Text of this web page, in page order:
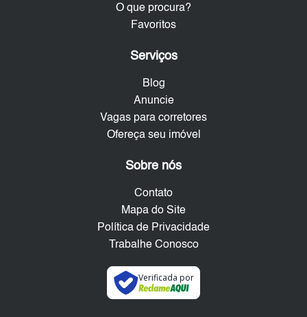
O que procura?
Favoritos
Serviços
Blog
Anuncie
Vagas para corretores
Ofereça seu imóvel
Sobre nós
Contato
Mapa do Site
Política de Privacidade
Trabalhe Conosco
Verificada por